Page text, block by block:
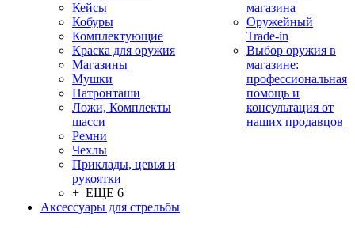
Кейсы
Кобуры
Комплектующие
Краска для оружия
Магазины
Мушки
Патронташи
Ложи, Комплекты
шасси
Ремни
Чехлы
Приклады, цевья и
рукоятки
+ ЕЩЕ 6
Аксессуары для стрельбы
магазина
Оружейный
Trade-in
Выбор оружия в
магазине:
профессиональная
помощь и
консультация от
наших продавцов